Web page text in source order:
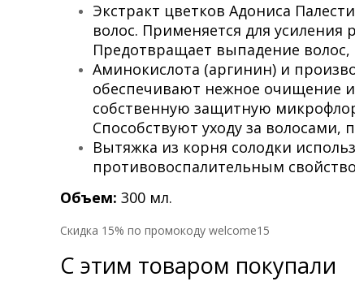
Экстракт цветков Адониса
волос. Применяется для усиления
Предотвращает выпадение
Аминокислота (аргинин) и
обеспечивают нежное очищение
собственную защитную
Способствуют уходу за волосами,
Вытяжка из корня солодки
противовоспалительным
Объем: 300 мл.
Cкидка 15% по промокоду welcome15
С этим товаром покупали